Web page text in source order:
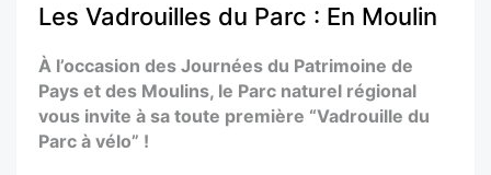
Les Vadrouilles du Parc : En Moulin
À l’occasion des Journées du Patrimoine de
Pays et des Moulins, le Parc naturel régional
vous invite à sa toute première “Vadrouille du
Parc à vélo” !